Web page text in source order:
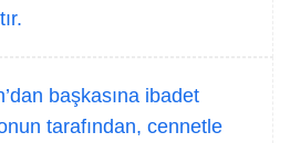
başkasına ibadet
tarafından, cennetle